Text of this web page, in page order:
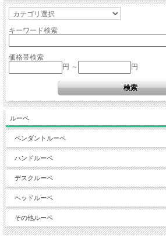
キーワード検索
価格帯検索
円 ～
円
ルーペ
ペンダントルーペ
ハンドルーペ
デスクルーペ
ヘッドルーペ
その他ルーペ